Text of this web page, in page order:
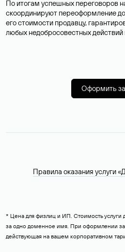
По итогам успешных переговоров
скоординируют переоформление
его стоимости продавцу,
любых недобросовестных действий
Оформить
Правила оказания услуги
* Цена для физлиц и ИП. Стоимость услуги
за одно доменное имя. При оформлении
действующая на вашем корпоративном